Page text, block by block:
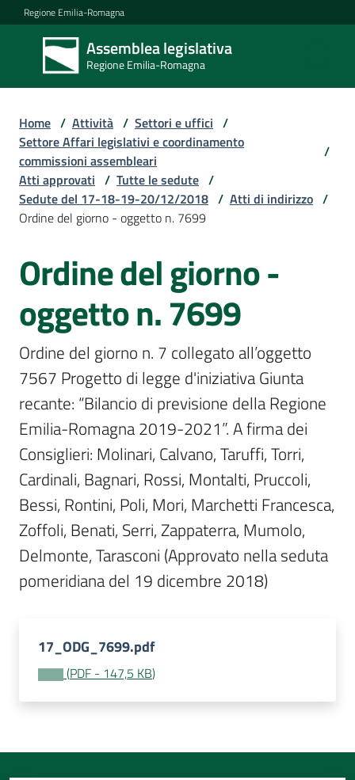
Vai al contenuto
Vai alla navigazione
Vai al footer
Regione Emilia-Romagna
Assemblea legislativa
Regione Emilia-Romagna
Assemblea
legislativa
Regione Emilia-
Assemblea
Per
i
media
Per
i
cittadini
Home / Attività / Settori e uffici /
Settore Affari legislativi e coordinamento
commissioni assembleari
/
Atti approvati / Tutte le sedute /
Sedute del 17-18-19-20/12/2018 / Atti di indirizzo /
Ordine del giorno - oggetto n. 7699
Ordine del giorno -
oggetto n. 7699
Ordine del giorno n. 7 collegato all’oggetto
7567 Progetto di legge d'iniziativa Giunta
recante: “Bilancio di previsione della Regione
Emilia-Romagna 2019-2021”. A firma dei
Consiglieri: Molinari, Calvano, Taruffi, Torri,
Cardinali, Bagnari, Rossi, Montalti, Pruccoli,
Bessi, Rontini, Poli, Mori, Marchetti Francesca,
Zoffoli, Benati, Serri, Zappaterra, Mumolo,
Delmonte, Tarasconi (Approvato nella seduta
pomeridiana del 19 dicembre 2018)
17_ODG_7699.pdf
(PDF - 147,5 KB)